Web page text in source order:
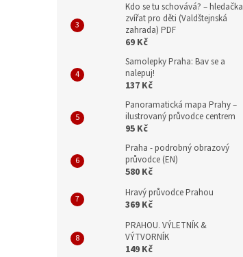
Kdo se tu schovává? – hledačka
zvířat pro děti (Valdštejnská
zahrada) PDF
69 Kč
Samolepky Praha: Bav se a
nalepuj!
137 Kč
Panoramatická mapa Prahy –
ilustrovaný průvodce centrem
95 Kč
Praha - podrobný obrazový
průvodce (EN)
580 Kč
Hravý průvodce Prahou
369 Kč
PRAHOU. VÝLETNÍK &
VÝTVORNÍK
149 Kč